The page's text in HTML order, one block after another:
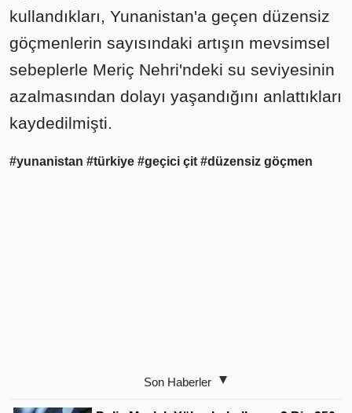
kullandıkları, Yunanistan'a geçen düzensiz
göçmenlerin sayısındaki artışın mevsimsel
sebeplerle Meriç Nehri'ndeki su seviyesinin
azalmasından dolayı yaşandığını anlattıkları
kaydedilmişti.
#yunanistan #türkiye #geçici çit #düzensiz göçmen
Son Haberler